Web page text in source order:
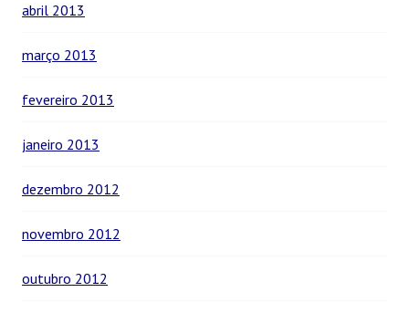
abril 2013
março 2013
fevereiro 2013
janeiro 2013
dezembro 2012
novembro 2012
outubro 2012